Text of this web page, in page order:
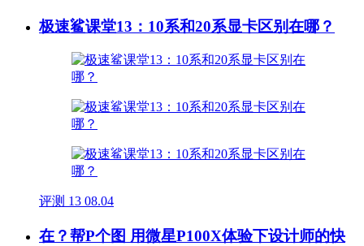
极速鲨课堂13：10系和20系显卡区别在哪？
评测 13 08.04
在？帮P个图 用微星P100X体验下设计师的快